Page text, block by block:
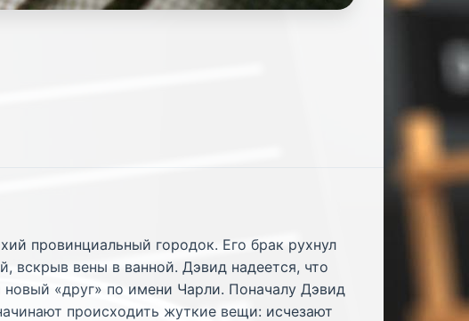
провинциальный городок. Его брак рухнул
вскрыв вены в ванной. Дэвид надеется, что
«друг» по имени Чарли. Поначалу Дэвид
происходить жуткие вещи: исчезают